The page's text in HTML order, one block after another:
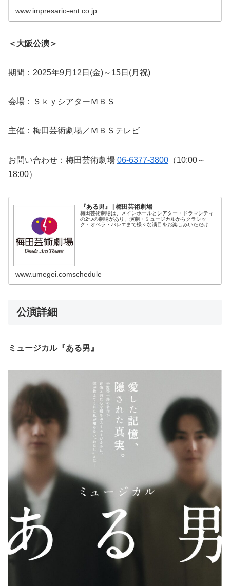
www.impresario-ent.co.jp
＜大阪公演＞
期間：2025年9月12日(金)～15日(月祝)
会場：ＳｋｙシアターＭＢＳ
主催：梅田芸術劇場／ＭＢＳテレビ
お問い合わせ：梅田芸術劇場 06-6377-3800 （10:00～
18:00）
『ある男』 | 梅田芸術劇場
梅田芸術劇場は、メインホールとシアター・ドラマシティ
の2つの劇場があり、演劇・ミュージカルからクラシッ
ク・オペラ・バレエまで様々な演目をお楽しみいただけま
www.umegei.comschedule
公演詳細
ミュージカル『ある男』